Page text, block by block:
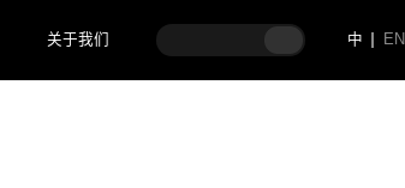
关于我们 中 EN